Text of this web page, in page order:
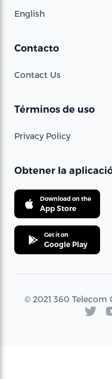
English
Contacto
Contact Us
Términos de uso
Privacy Policy
Obtener la
Download on the
App Store
Get it on
Google Play
© 2021 360